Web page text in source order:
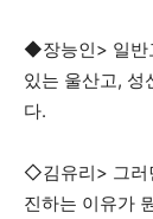
◆장능인> 일반
있는 울산고, 성
다.
◇김유리> 그러
진하는 이유가